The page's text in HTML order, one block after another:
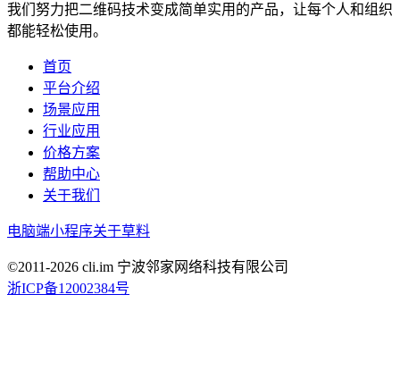
我们努力把二维码技术变成简单实用的产品，让每个人和组织
都能轻松使用。
首页
平台介绍
场景应用
行业应用
价格方案
帮助中心
关于我们
电脑端小程序关于草料
©2011-2026 cli.im 宁波邻家网络科技有限公司
浙ICP备12002384号